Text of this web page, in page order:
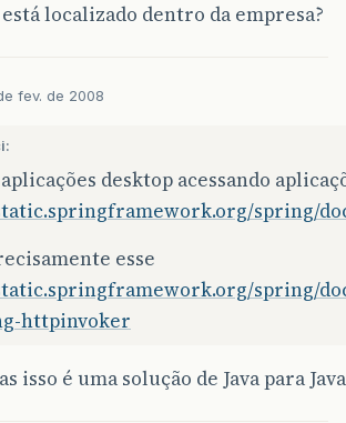
localizado dentro da empresa?
fev. de 2008
desktop acessando
spring/
esse
spring/
httpinvoker
isso é uma solução de Java para